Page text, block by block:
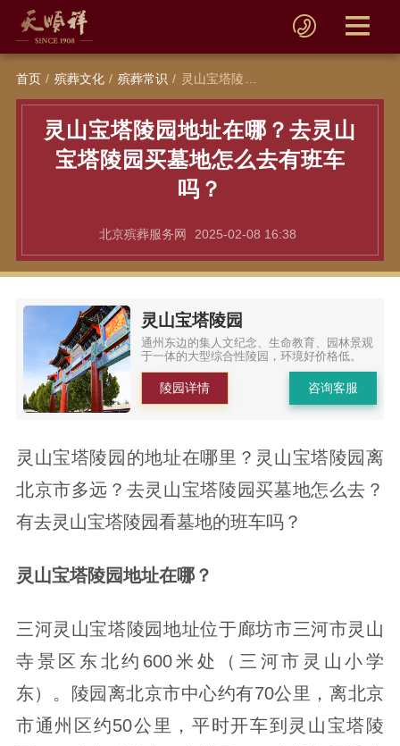
首页 殡葬文化 殡葬常识 灵山宝塔陵园地址在哪？去灵山宝塔陵园买墓地怎么去有班车吗？
灵山宝塔陵园地址在哪？去灵山
宝塔陵园买墓地怎么去有班车
吗？
北京殡葬服务网 2025-02-08 16:38
灵山宝塔陵园
通州东边的集人文纪念、生命教育、园林景观
于一体的大型综合性陵园，环境好价格低。
陵园详情 咨询客服
灵山宝塔陵园的地址在哪里？灵山宝塔陵园离
北京市多远？去灵山宝塔陵园买墓地怎么去？
有去灵山宝塔陵园看墓地的班车吗？
灵山宝塔陵园地址在哪？
三河灵山宝塔陵园地址位于廊坊市三河市灵山
寺景区东北约600米处（三河市灵山小学
东）。陵园离北京市中心约有70公里，离北京
市通州区约50公里，平时开车到灵山宝塔陵